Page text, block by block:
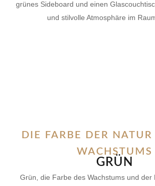
DIE FARBE DER
WACHSTUMS
GRÜN
Grün, die Farbe des Wachstums und der